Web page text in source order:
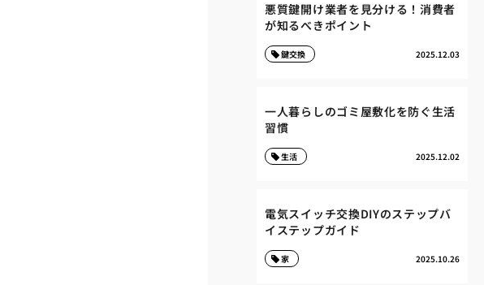
悪質鍵開け業者を見分ける！消費者
が知るべきポイント
2025.12.03
鍵交換
一人暮らしのゴミ屋敷化を防ぐ生活
習慣
2025.12.02
生活
電気スイッチ交換DIYのステップバ
イステップガイド
2025.10.26
家